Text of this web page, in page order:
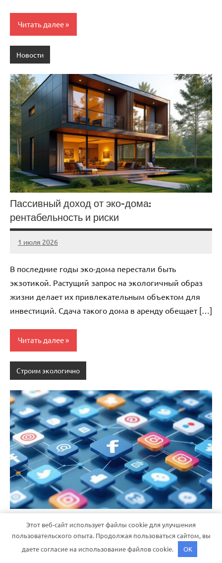
Читать далее
Новости
Пассивный доход от эко-дома:
рентабельность и риски
1 июля 2026
stroicentr_m
Нет
В последние годы эко-дома перестали быть
экзотикой. Растущий запрос на экологичный образ
жизни делает их привлекательным объектом для
инвестиций. Сдача такого дома в аренду обещает […]
Читать далее
Строим экологично
Графический стиль финтех-блога: создаём
шаблон карточек
Этот веб-сайт использует файлы cookie для улучшения
пользовательского опыта. Продолжая пользоваться сайтом, вы
даете согласие на использование файлов cookie.
OK